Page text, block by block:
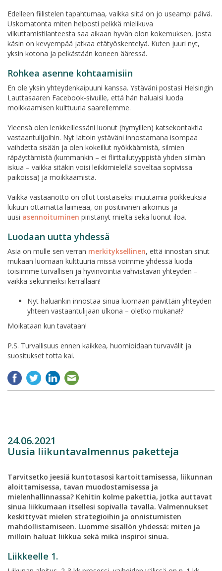
Edelleen fiilistelen tapahtumaa, vaikka siitä on jo useampi päivä.
Uskomatonta miten helposti pelkkä mielikuva
vilkuttamistilanteesta saa aikaan hyvän olon kokemuksen, josta
käsin on kevyempää jatkaa etätyöskentelyä. Kuten juuri nyt,
yksin kotona ja pelkästään koneen ääressä.
Rohkea asenne kohtaamisiin
En ole yksin yhteydenkaipuuni kanssa. Ystäväni postasi Helsingin
Lauttasaaren Facebook-sivuille, että hän haluaisi luoda
moikkaamisen kulttuuria saarellemme.
Yleensä olen lenkkeillessäni luonut (hymyillen) katsekontaktia
vastaantulijoihin. Nyt laitoin ystäväni innostamana isompaa
vaihdetta sisään ja olen kokeillut nyökkäämistä, silmien
räpäyttämistä (kummankin – ei flirttailutyyppistä yhden silmän
iskua – vaikka sitäkin voisi leikkimielellä soveltaa sopivissa
paikoissa) ja moikkaamista.
Vaikka vastaanotto on ollut toistaiseksi muutamia poikkeuksia
lukuun ottamatta laimeaa, on positiivinen aikomus ja
uusi asennoituminen piristänyt mieltä sekä luonut iloa.
Luodaan uutta yhdessä
Asia on mulle sen verran merkityksellinen, että innostan sinut
mukaan luomaan kulttuuria missä voimme yhdessä luoda
toisiimme turvallisen ja hyvinvointia vahvistavan yhteyden –
vaikka sekunneiksi kerrallaan!
Nyt haluankin innostaa sinua luomaan päivittäin yhteyden
yhteen vastaantulijaan ulkona – oletko mukana!?
Moikataan kun tavataan!
P.S. Turvallisuus ennen kaikkea, huomioidaan turvavälit ja
suositukset totta kai.
24.06.2021
Uusia liikuntavalmennus paketteja
Tarvitsetko jeesiä kuntotasosi kartoittamisessa, liikunnan
aloittamisessa, tavan muodostamisessa ja
mielenhallinnassa? Kehitin kolme pakettia, jotka auttavat
sinua liikkumaan itsellesi sopivalla tavalla. Valmennukset
keskittyvät mielen strategioihin ja onnistumisten
mahdollistamiseen. Luomme sisällön yhdessä: miten ja
milloin haluat liikkua sekä mikä inspiroi sinua.
Liikkeelle 1.